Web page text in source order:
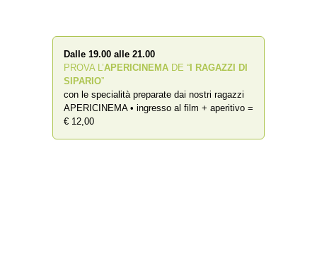
Dalle 19.00 alle 21.00
PROVA L’APERICINEMA DE “ I RAGAZZI DI
SIPARIO”
con le specialità preparate dai nostri ragazzi
APERICINEMA • ingresso al film + aperitivo =
€ 12,00